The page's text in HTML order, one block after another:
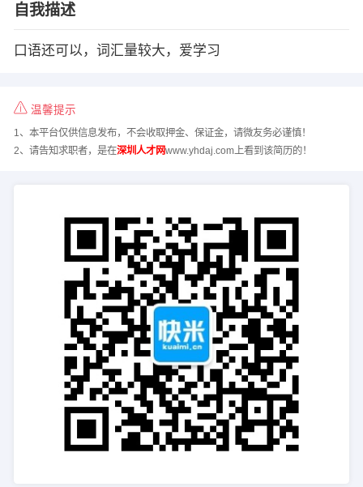
自我描述
口语还可以，词汇量较大，爱学习
温馨提示
1、本平台仅供信息发布，不会收取押金、保证金，请微友务必谨慎！
2、请告知求职者，是在深圳人才网www.yhdaj.com上看到该简历的！